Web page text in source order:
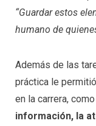
“Guardar estos
humano de
Además de las
práctica le
en la carrera,
información, la